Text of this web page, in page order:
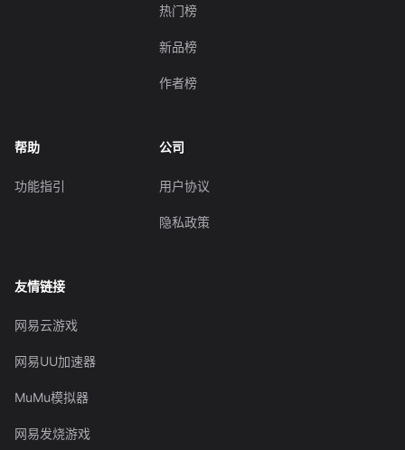
热门榜
新品榜
作者榜
帮助
功能指引
公司
用户协议
隐私政策
友情链接
网易云游戏
网易UU加速器
MuMu模拟器
网易发烧游戏